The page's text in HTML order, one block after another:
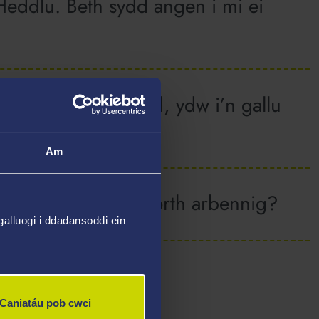
Am
i ddadansoddi ein
Caniatáu pob cwci
Beth sydd angen i mi ei
penderfyniad, ydw i’n gallu
drefniadau cymorth arbennig?